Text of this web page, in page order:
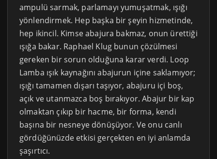
ampulü sarmak, parlamayı yumuşatmak, ışığı
yönlendirmek. Hep başka bir şeyin hizmetinde,
hep ikincil. Kimse abajura bakmaz, onun ürettiği
ışığa bakar. Raphael Klug bunun çözülmesi
gereken bir sorun olduğuna karar verdi. Loop
Lamba ışık kaynağını abajurun içine saklamıyor;
ışığı tamamen dışarı taşıyor, abajuru içi boş,
açık ve utanmazca boş bırakıyor. Abajur bir kap
olmaktan çıkıp bir hacme, bir forma, kendi
başına bir nesneye dönüşüyor. Ve onu canlı
gördüğünüzde etkisi gerçekten en iyi anlamda
şaşırtıcı.